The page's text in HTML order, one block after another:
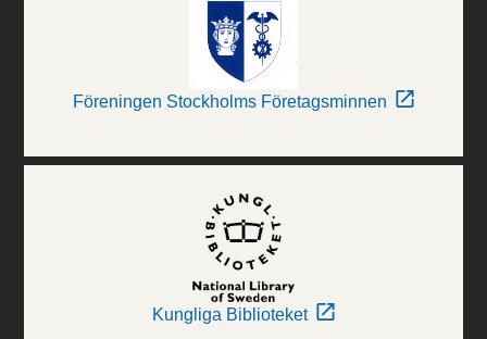
Föreningen Stockholms Företagsminnen
Kungliga Biblioteket